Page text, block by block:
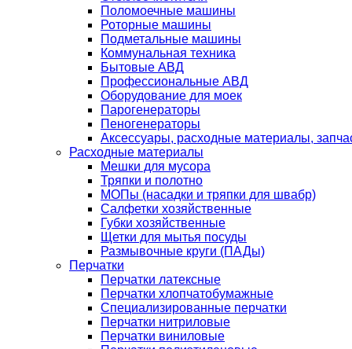
Поломоечные машины
Роторные машины
Подметальные машины
Коммунальная техника
Бытовые АВД
Профессиональные АВД
Оборудование для моек
Парогенераторы
Пеногенераторы
Аксессуары, расходные материалы,
Расходные материалы
Мешки для мусора
Тряпки и полотно
МОПы (насадки и тряпки для швабр)
Салфетки хозяйственные
Губки хозяйственные
Щетки для мытья посуды
Размывочные круги (ПАДы)
Перчатки
Перчатки латексные
Перчатки хлопчатобумажные
Специализированные перчатки
Перчатки нитриловые
Перчатки виниловые